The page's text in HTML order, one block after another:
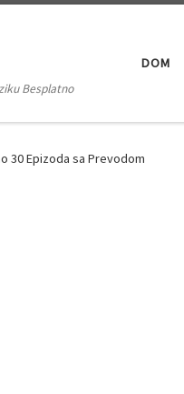
Besplatno
DOM
30 Epizoda sa Prevodom